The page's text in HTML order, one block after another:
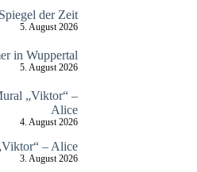
der Zeit
5. August 2026
in Wuppertal
5. August 2026
„Viktor“ –
Alice
4. August 2026
– Alice
3. August 2026